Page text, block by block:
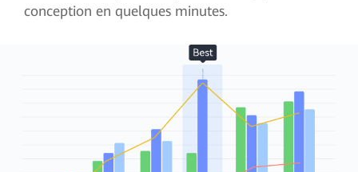
conception en quelques minutes.